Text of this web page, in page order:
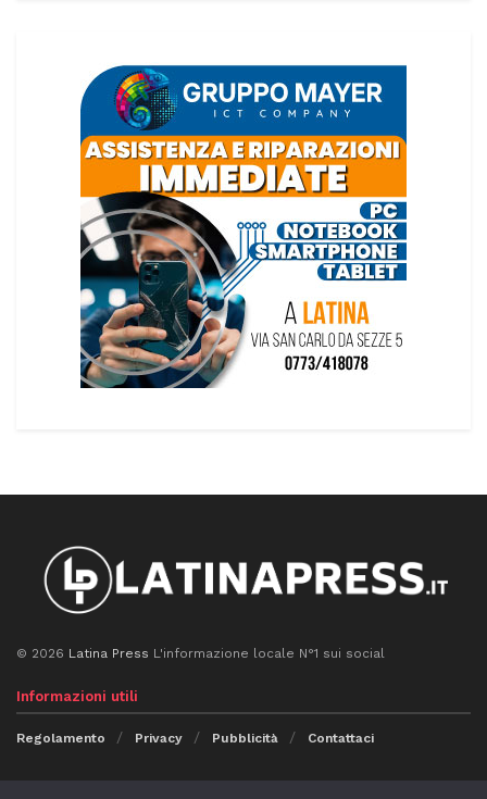
© 2026 Latina Press L'informazione locale N°1 sui social
Informazioni utili
Regolamento Privacy Pubblicità Contattaci